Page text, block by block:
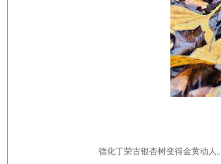
德化丁荣古银杏树变得金黄动人。